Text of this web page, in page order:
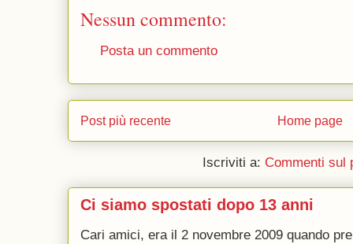
Nessun commento:
Posta un commento
Post più recente Home page
Iscriviti a: Commenti sul
Ci siamo spostati dopo 13 anni
Cari amici, era il 2 novembre 2009 quando